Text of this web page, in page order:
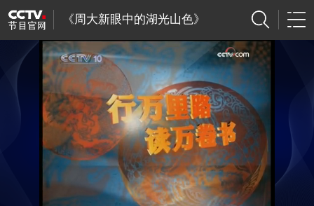
《周大新眼中的湖光山色》